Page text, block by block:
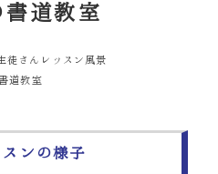
書道教室
リー
徒さんレッスン風景
リー
道教室
ンの様子